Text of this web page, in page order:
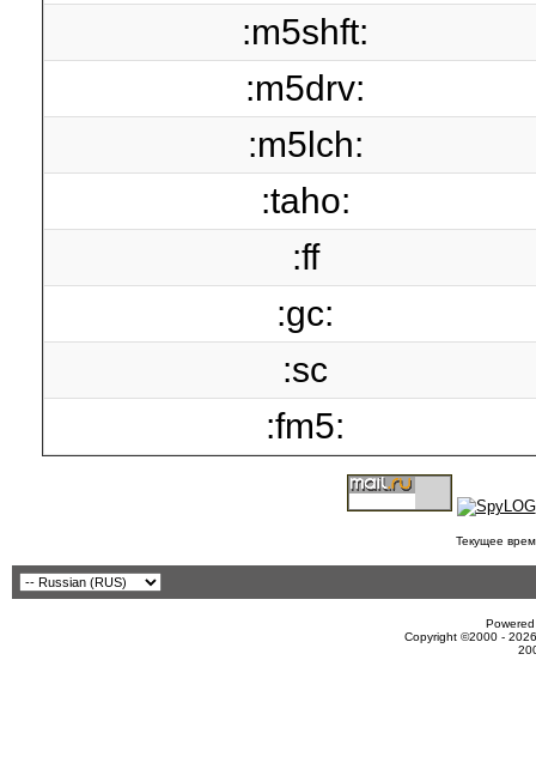
:m5shft:
:m5drv:
:m5lch:
:taho:
:ff
:gc:
:sc
:fm5:
Текущее
Copyright ©2000 -